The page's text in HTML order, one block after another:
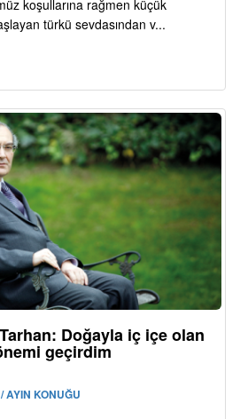
koşullarına rağmen küçük
türkü sevdasından v...
Doğayla iç içe olan
geçirdim
AYIN KONUĞU